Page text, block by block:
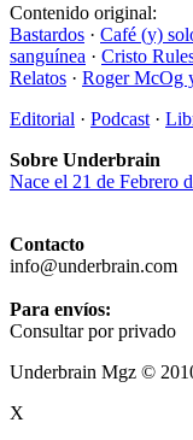
Contenido original:
Bastardos · Café (y)
sanguínea · Cristo
Relatos · Roger McOg
Editorial · Podcast ·
Sobre Underbrain
Nace el 21 de Febrero
Contacto
info@underbrain.com
Para envíos:
Consultar por privado
Underbrain Mgz ©
X